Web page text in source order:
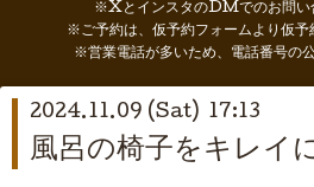
※XとインスタのDMでのお問い
※ご予約は、仮予約フォームより仮予
※営業電話が多いため、電話番号の
2024.11.09 (Sat) 17:13
風呂の椅子をキレイ